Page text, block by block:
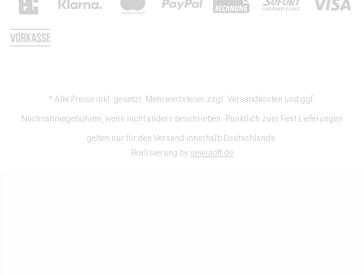
* Alle Preise inkl. gesetzl. Mehrwertsteuer zzgl. Versandkosten und ggf.
Nachnahmegebühren, wenn nicht anders beschrieben. Pünktlich zum Fest Lieferungen
gelten nur für den Versand innerhalb Deutschlands.
Realisierung by sewisoft.de